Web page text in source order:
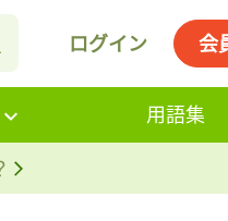
ログイン 会
用語集